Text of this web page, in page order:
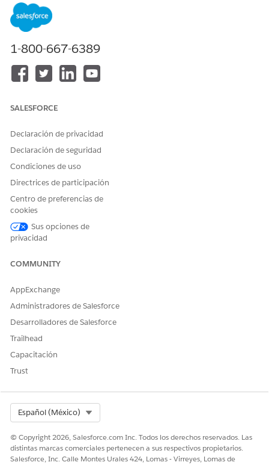
¡Háganos saber cómo podemos mejorar!
1-800-667-6389
SALESFORCE
Declaración de privacidad
Declaración de seguridad
Condiciones de uso
Directrices de participación
Centro de preferencias de
cookies
Sus opciones de
privacidad
COMMUNITY
AppExchange
Administradores de Salesforce
Desarrolladores de Salesforce
Trailhead
Capacitación
Trust
Español (México)
© Copyright 2026, Salesforce.com Inc. Todos los derechos reservados. Las
distintas marcas comerciales pertenecen a sus respectivos propietarios.
Salesforce, Inc. Calle Montes Urales 424, Lomas - Virreyes, Lomas de